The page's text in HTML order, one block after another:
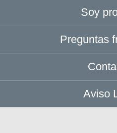
Soy
Preguntas
Aviso